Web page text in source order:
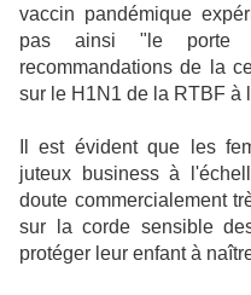
vaccin pandémique
pas ainsi "le porte
recommandations de la
sur le H1N1 de la RTBF à
Il est évident que les
juteux business à
doute commercialement
sur la corde sensible
protéger leur enfant à